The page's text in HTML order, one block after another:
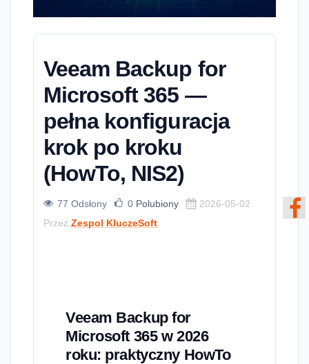
Veeam Backup for
Microsoft 365 —
pełna konfiguracja
krok po kroku
(HowTo, NIS2)
77 Odsłony 0 Polubiony
2026-05-02
Przez Zespol KluczeSoft
Veeam Backup for
Microsoft 365 w 2026
roku: praktyczny HowTo